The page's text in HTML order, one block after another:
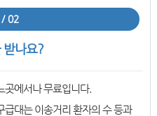
/ 02
받나요?
에서나 무료입니다.
대는 이송거리 환자의 수 등과